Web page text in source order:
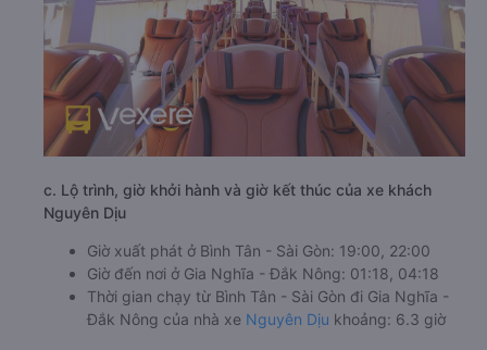
c. Lộ trình, giờ khởi hành và giờ kết thúc của xe khách
Nguyên Dịu
Giờ xuất phát ở Bình Tân - Sài Gòn: 19:00, 22:00
Giờ đến nơi ở Gia Nghĩa - Đắk Nông: 01:18, 04:18
Thời gian chạy từ Bình Tân - Sài Gòn đi Gia Nghĩa -
Đắk Nông của nhà xe Nguyên Dịu khoảng: 6.3 giờ